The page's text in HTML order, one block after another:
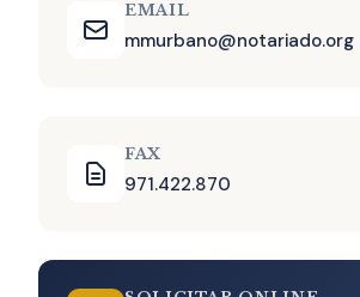
EMAIL
mmurbano@notariado.org
FAX
971.422.870